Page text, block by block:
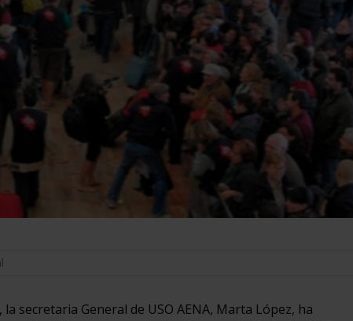
secretaria General de USO AENA, Marta López, ha